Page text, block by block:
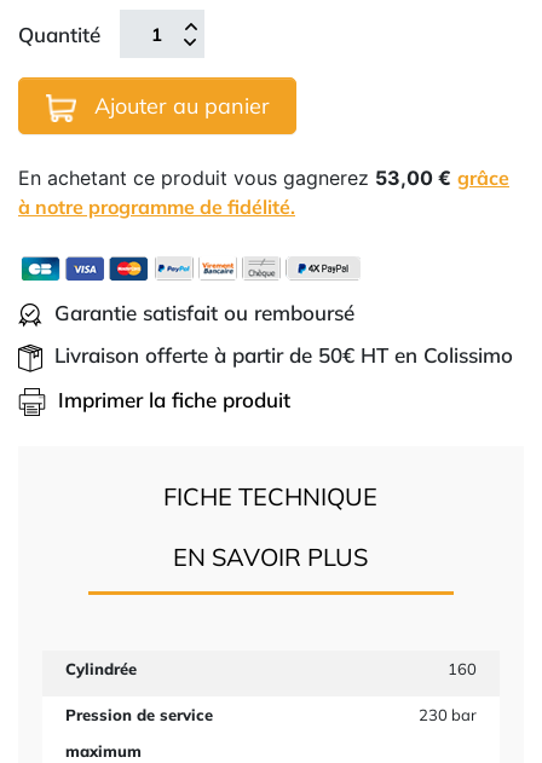
Quantité
Ajouter au panier
En achetant ce produit vous gagnerez 53,00 € grâce
à notre programme de fidélité.
Garantie satisfait ou remboursé
Livraison offerte à partir de 50€ HT en Colissimo
Imprimer la fiche produit
FICHE TECHNIQUE
EN SAVOIR PLUS
Cylindrée 160
Pression de service
maximum
230 bar